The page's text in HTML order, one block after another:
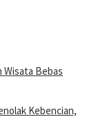
Wisata Bebas
Kebencian,